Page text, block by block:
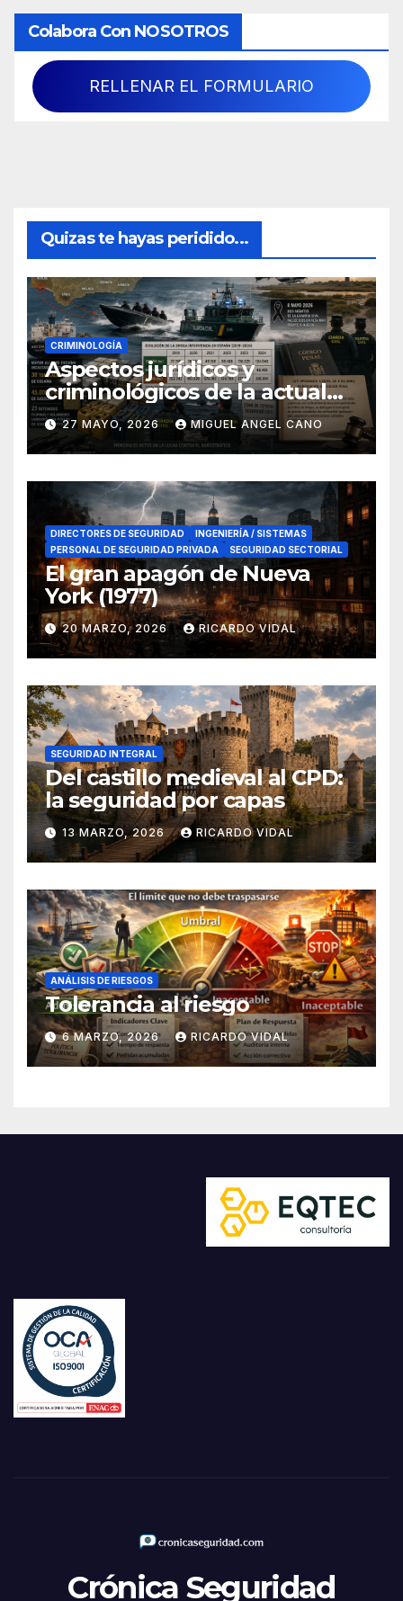
Colabora Con NOSOTROS
RELLENAR EL FORMULARIO
Quizas te hayas peridido...
CRIMINOLOGÍA
Aspectos jurídicos y
criminológicos de la actual
lucha contra el narcotráfico
en el sur de España
27 MAYO, 2026 MIGUEL ANGEL CANO
DIRECTORES DE SEGURIDAD
INGENIERÍA / SISTEMAS
PERSONAL DE SEGURIDAD PRIVADA
SEGURIDAD SECTORIAL
El gran apagón de Nueva
York (1977)
20 MARZO, 2026 RICARDO VIDAL
SEGURIDAD INTEGRAL
Del castillo medieval al CPD:
la seguridad por capas
13 MARZO, 2026 RICARDO VIDAL
ANÁLISIS DE RIESGOS
Tolerancia al riesgo
6 MARZO, 2026 RICARDO VIDAL
Crónica Seguridad